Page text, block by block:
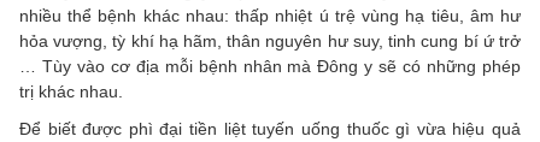
nhiều thể bệnh khác nhau: thấp nhiệt ú trệ vùng hạ tiêu, âm hư
hỏa vượng, tỳ khí hạ hãm, thân nguyên hư suy, tinh cung bí ứ trở
… Tùy vào cơ địa mỗi bệnh nhân mà Đông y sẽ có những phép
trị khác nhau.
Để biết được phì đại tiền liệt tuyến uống thuốc gì vừa hiệu quả